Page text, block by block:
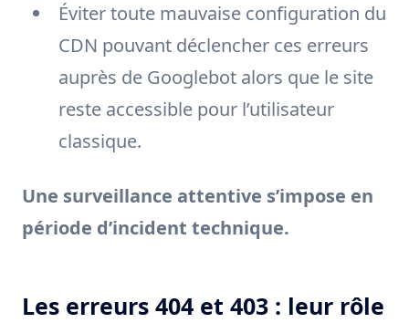
Éviter toute mauvaise configuration du
CDN pouvant déclencher ces erreurs
auprès de Googlebot alors que le site
reste accessible pour l’utilisateur
classique.
Une surveillance attentive s’impose en
période d’incident technique.
Les erreurs 404 et 403 : leur rôle